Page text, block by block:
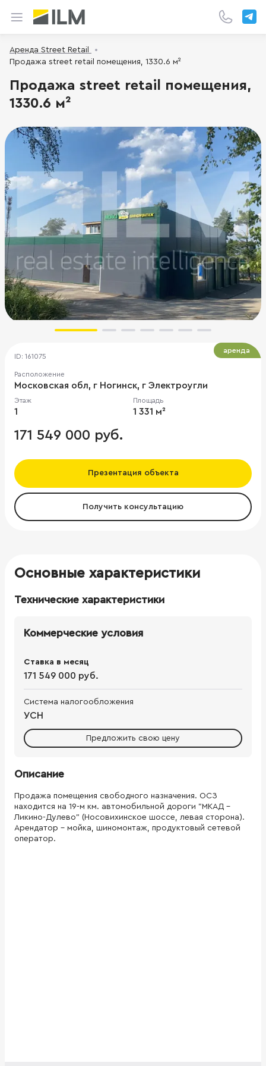
Аренда Street Retail
Продажа street retail помещения, 1330.6 м²
Продажа street retail помещения,
1330.6 м²
ID: 161075
Расположение
Московская обл, г Ногинск, г Электроугли
Этаж
1
Площадь
1 331 м²
171 549 000 руб.
Презентация объекта
Получить консультацию
аренда
Основные характеристики
Технические характеристики
Коммерческие условия
Ставка в месяц
171 549 000 руб.
Система налогообложения
УСН
Предложить свою цену
Описание
Продажа помещения свободного назначения. ОСЗ
находится на 19-м км. автомобильной дороги "МКАД -
Ликино-Дулево" (Носовихинское шоссе, левая сторона).
Арендатор - мойка, шиномонтаж, продуктовый сетевой
оператор.